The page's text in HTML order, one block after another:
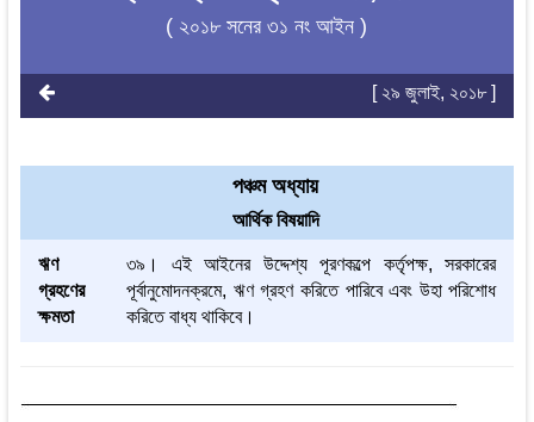
( ২০১৮ সনের ৩১ নং আইন )
[ ২৯ জুলাই, ২০১৮ ]
পঞ্চম অধ্যায়
আর্থিক বিষয়াদি
ঋণ
গ্রহণের
ক্ষমতা
৩৯। এই আইনের উদ্দেশ্য পূরণকল্পে কর্তৃপক্ষ, সরকারের
পূর্বানুমোদনক্রমে, ঋণ গ্রহণ করিতে পারিবে এবং উহা পরিশোধ
করিতে বাধ্য থাকিবে।